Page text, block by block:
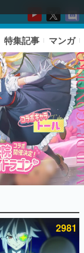
特集記事 マンガ
2981